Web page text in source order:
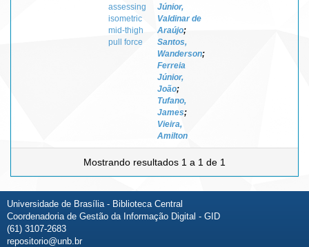
assessing
isometric
mid-thigh
pull force
Júnior,
Valdinar de
Araújo;
Santos,
Wanderson;
Ferreia
Júnior,
João;
Tufano,
James;
Vieira,
Amilton
Mostrando resultados 1 a 1 de 1
Universidade de Brasília - Biblioteca Central
Coordenadoria de Gestão da Informação Digital - GID
(61) 3107-2683
repositorio@unb.br